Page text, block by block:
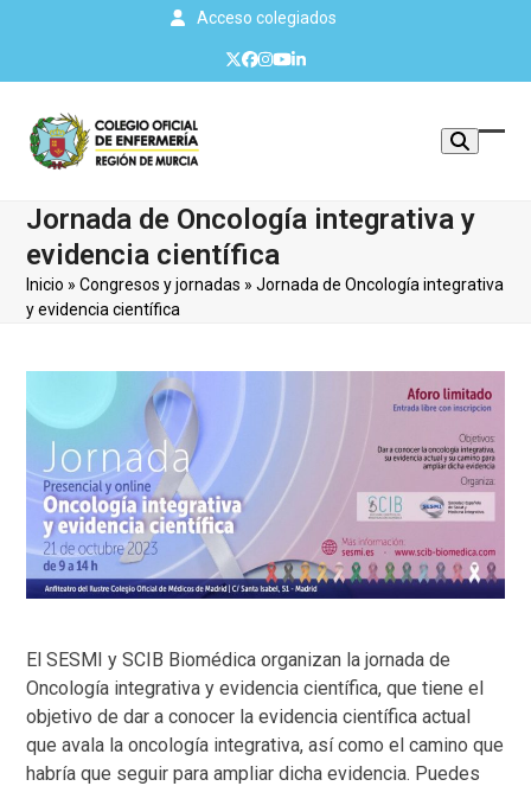
Acceso colegiados
Twitter
Facebook
Instagram
YouTube
LinkedIn
Jornada de Oncología integrativa y
evidencia científica
Inicio »Congresos y jornadas »Jornada de Oncología integrativa
y evidencia científica
El SESMI y SCIB Biomédica organizan la jornada de
Oncología integrativa y evidencia científica, que tiene el
objetivo de dar a conocer la evidencia científica actual
que avala la oncología integrativa, así como el camino que
habría que seguir para ampliar dicha evidencia. Puedes